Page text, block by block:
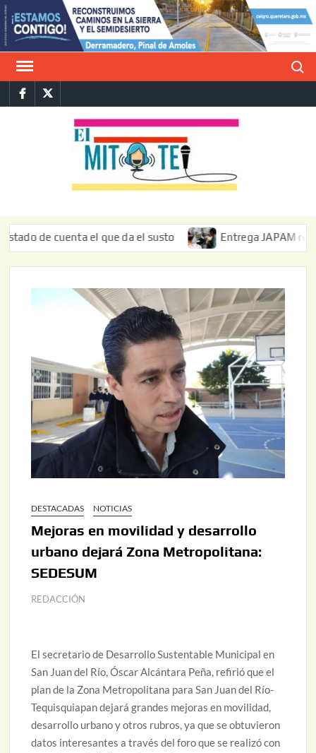
Saltar
al
contenido
FacebookTwitter
cuenta el que da el susto Entrega JAPAM
DESTACADAS NOTICIAS
Mejoras en movilidad y desarrollo
urbano dejará Zona Metropolitana:
SEDESUM
REDACCIÓN
El secretario de Desarrollo Sustentable Municipal en
San Juan del Río, Óscar Alcántara Peña, refirió que el
plan de la Zona Metropolitana para San Juan del Río-
Tequisquiapan dejará grandes mejoras en movilidad,
desarrollo urbano y otros rubros, ya que se obtuvieron
datos interesantes a través del foro que se realizó con